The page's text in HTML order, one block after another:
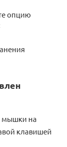
опцию
мышки на
клавишей